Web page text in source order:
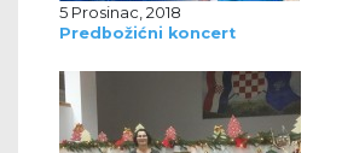
5 Prosinac, 2018
Predbožićni koncert